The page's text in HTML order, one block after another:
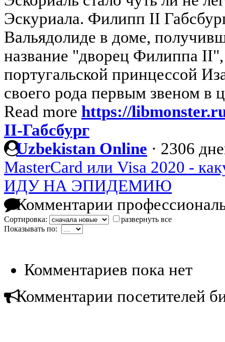
Эскуриала. Филипп II
Вальядолиде в доме,
название "дворец Филиппа
португальской принцессой
своего рода первым звеном в
Read more https://
II-Габсбург
Uzbekistan Online · 2306
MasterCard или Visa 2020 -
ИДУ НА ЭПИДЕМИЮ
Комментарии
Сортировка:
развернуть все
Показывать по:
Комментариев пока нет
Комментарии посетителей